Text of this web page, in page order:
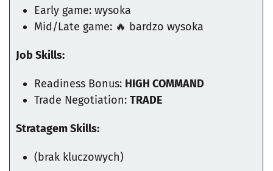
Early game: wysoka
Mid/Late game: 🔥 bardzo wysoka
Job Skills:
Readiness Bonus: HIGH COMMAND
Trade Negotiation: TRADE
Stratagem Skills:
(brak kluczowych)